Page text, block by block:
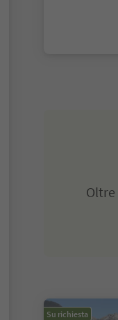
Oltre
Su richiesta